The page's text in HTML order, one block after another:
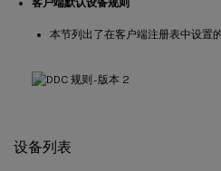
本节列出了在客户端注册表中设置的
设备列表